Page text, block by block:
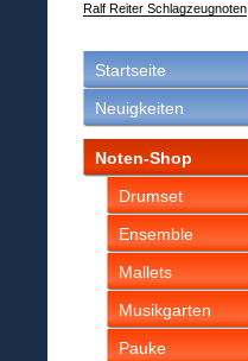
Ralf Reiter Schlagzeugnoten
Startseite
Neuigkeiten
Noten-Shop
Drumset
Ensemble
Mallets
Musikgarten
Pauke